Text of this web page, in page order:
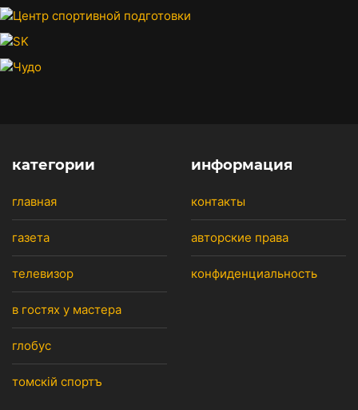
категории
главная
газета
телевизор
в гостях у мастера
глобус
томскiй спортъ
информация
контакты
авторские права
конфиденциальность